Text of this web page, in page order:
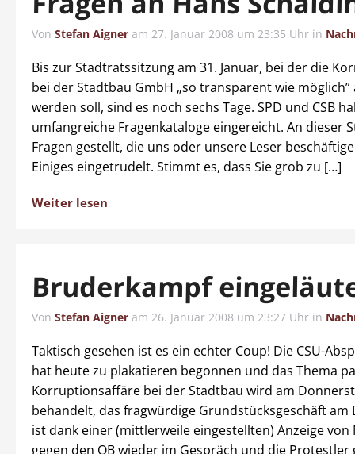
Von Stefan Aigner am 27. Januar 2008 um 23:35 Uhr in
Bis zur Stadtratssitzung am 31. Januar, bei der die
bei der Stadtbau GmbH „so transparent wie
werden soll, sind es noch sechs Tage. SPD und CSB
umfangreiche Fragenkataloge eingereicht. An dieser
Fragen gestellt, die uns oder unsere Leser
Einiges eingetrudelt. Stimmt es, dass Sie grob zu […]
Weiter lesen
Bruderkampf
Von Stefan Aigner am 26. Januar 2008 um 23:27 Uhr in
Taktisch gesehen ist es ein echter Coup! Die CSU-
hat heute zu plakatieren begonnen und das Thema
Korruptionsaffäre bei der Stadtbau wird am
behandelt, das fragwürdige Grundstücksgeschäft am
ist dank einer (mittlerweile eingestellten) Anzeige von
gegen den OB wieder im Gespräch und die Protestler